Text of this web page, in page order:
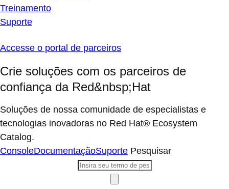
Treinamento
Suporte
Accesse o portal de parceiros
Crie soluções com os parceiros de
confiança da Red&nbsp;Hat
Soluções de nossa comunidade de especialistas e
tecnologias inovadoras no Red Hat® Ecosystem
Catalog.
ConsoleDocumentaçãoSuporte Pesquisar